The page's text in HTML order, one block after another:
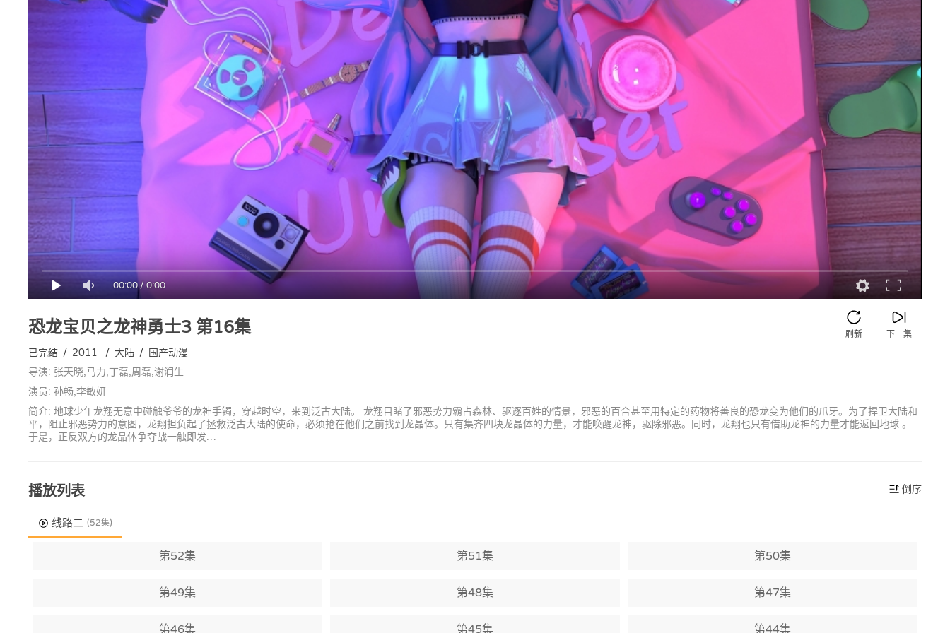
00:00/0:00
恐龙宝贝之龙神勇士3 第16集 下一集
刷新
已完结 / 2011 / 大陆 / 国产动漫
导演: 张天晓,马力,丁磊,周磊,谢润生
演员: 孙畅,李敏妍
简介: 地球少年龙翔无意中碰触爷爷的龙神手镯，穿越时空，来到泛古大陆。 龙翔目睹了邪恶势力霸占森林、驱逐百姓的情景，邪恶的百合甚至用特定的药物将善良的恐龙变为他们的爪牙。为了捍卫大陆和
平，阻止邪恶势力的意图，龙翔担负起了拯救泛古大陆的使命，必须抢在他们之前找到龙晶体。只有集齐四块龙晶体的力量，才能唤醒龙神，驱除邪恶。同时，龙翔也只有借助龙神的力量才能返回地球 。
于是，正反双方的龙晶体争夺战一触即发…
播放列表 倒序
线路二 (52集)
第52集 第51集 第50集
第49集 第48集 第47集
第46集 第45集 第44集